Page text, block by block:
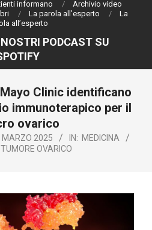
informano
Archivio video
La parola all’esperto
La
all’esperto
PODCAST SU
Clinic identificano
immunoterapico per il
ovarico
MARZO 2025 IN: MEDICINA
TUMORE OVARICO